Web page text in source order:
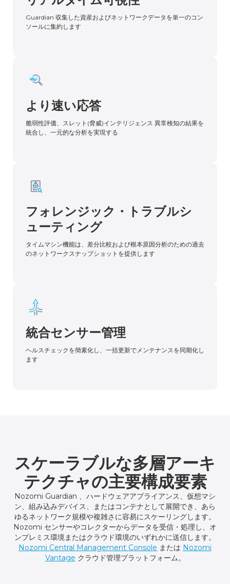
Guardian 収集した資産およびネットワークデータを単一のコン
ソールに集約します
より速い応答
脆弱性評価、スレット(脅威)インテリジェンス 異常検知の結果を
統合し、一元的な分析を実現する
フォレンジック・トラブルシ
ューティング
タイムマシン機能は、差分比較および根本原因分析のための過去
のネットワークスナップショットを提供します
統合センサー管理
ヘルスチェックを簡素化し、一括更新でメンテナンスを同期化し
ます
スケーラブルな多層アーキ
テクチャの主要構成要素
Nozomi Guardian 、ハードウェアアプライアンス、仮想マシ
ン、組み込みデバイス、またはコンテナとして展開でき、あら
ゆるネットワーク規模や複雑さに容易にスケーリングします。
Nozomi センサーやコレクターからデータを受信・処理し、オ
ンプレミス環境またはクラウド環境のいずれかに送信します。
Nozomi Central Management Console または Nozomi
Vantage クラウド管理プラットフォーム。